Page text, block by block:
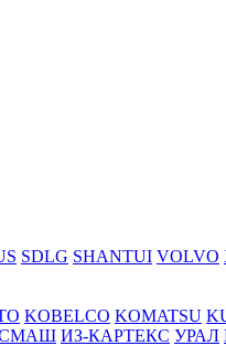
SDLG SHANTUI VOLVO
KOBELCO KOMATSU
ИЗ-КАРТЕКС УРАЛ